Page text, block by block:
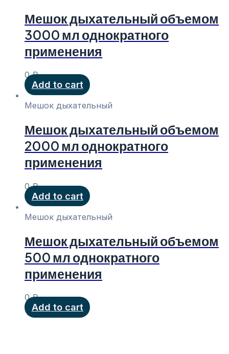
Мешок дыхательный объемом
3000 мл однократного
применения
0₽
Add to cart
Мешок дыхательный
Мешок дыхательный объемом
2000 мл однократного
применения
0₽
Add to cart
Мешок дыхательный
Мешок дыхательный объемом
500 мл однократного
применения
0₽
Add to cart